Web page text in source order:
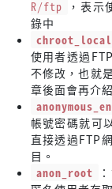
R/ftp
，表示
錄中
使用者透過
不修改，也就
章後面會再介
帳號密碼就可
直接透過FTP
目。
anon_root